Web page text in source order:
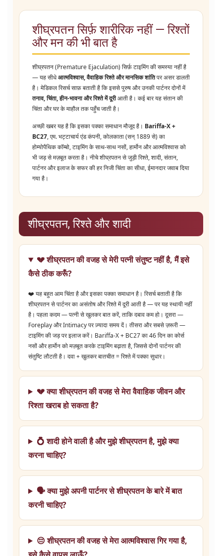
शीघ्रपतन सिर्फ़ शारीरिक नहीं — रिश्तों
और मन की भी बात है
शीघ्रपतन (Premature Ejaculation) सिर्फ़ टाइमिंग की समस्या नहीं है
— यह सीधेआत्मविश्वास, वैवाहिक रिश्ते और मानसिक शांतिपर असर डालती
है। मेडिकल रिसर्च साफ़ बताती है कि इससे पुरुष और उनकी पार्टनर दोनों में
तनाव, चिंता, हीन-भावना और रिश्ते में दूरीआती है। कई बार यह संतान की
चिंता और घर के माहौल तक पहुँच जाती है।
अच्छी खबर यह है कि इसका पक्का समाधान मौजूद है। Bariffa-X +
BC27, एम. भट्टाचार्य एंड कंपनी, कोलकाता (सन् 1889 से) का
होम्योपैथिक कॉम्बो, टाइमिंग के साथ-साथ नसों, हार्मोन और आत्मविश्वास को
भी जड़ से मज़बूत करता है। नीचे शीघ्रपतन से जुड़ी रिश्ते, शादी, संतान,
पार्टनर और इलाज के सफर की हर निजी चिंता का सीधा, ईमानदार जवाब दिया
गया है।
शीघ्रपतन, रिश्ते और शादी
💔 शीघ्रपतन की वजह से मेरी पत्नी संतुष्ट नहीं है, मैं इसे
कैसे ठीक करूँ?
❤️ यह बहुत आम चिंता है और इसका पक्का समाधान है। रिसर्च बताती है कि
शीघ्रपतन से पार्टनर का असंतोष और रिश्ते में दूरी आती है — पर यह स्थायी नहीं
है। पहला कदम — पत्नी से खुलकर बात करें, ताकि दबाव कम हो। दूसरा —
Foreplay और Intimacy पर ज़्यादा समय दें। तीसरा और सबसे ज़रूरी —
टाइमिंग की जड़ पर इलाज करें। Bariffa-X + BC27 का 46 दिन का कोर्स
नसों और हार्मोन को मज़बूत करके टाइमिंग बढ़ाता है, जिससे दोनों पार्टनर की
संतुष्टि लौटती है। दवा + खुलकर बातचीत = रिश्ते में पक्का सुधार।
💔 क्या शीघ्रपतन की वजह से मेरा वैवाहिक जीवन और
रिश्ता खराब हो सकता है?
💍 शादी होने वाली है और मुझे शीघ्रपतन है, मुझे क्या
करना चाहिए?
🗣️ क्या मुझे अपनी पार्टनर से शीघ्रपतन के बारे में बात
करनी चाहिए?
😔 शीघ्रपतन की वजह से मेरा आत्मविश्वास गिर गया है,